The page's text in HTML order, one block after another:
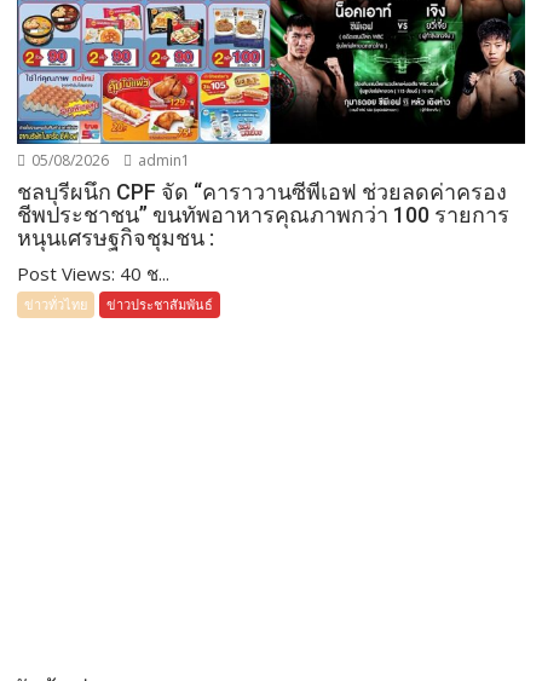
05/08/2026 admin1
ชลบุรีผนึก CPF จัด “คาราวานซีพีเอฟ ช่วยลดค่าครอง
ชีพประชาชน” ขนทัพอาหารคุณภาพกว่า 100 รายการ
หนุนเศรษฐกิจชุมชน :
Post Views: 40 ช...
ข่าวทั่วไทย ข่าวประชาสัมพันธ์